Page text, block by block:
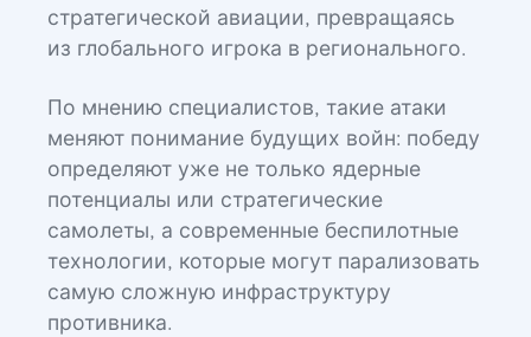
стратегической авиации, превращаясь
из глобального игрока в регионального.
По мнению специалистов, такие атаки
меняют понимание будущих войн: победу
определяют уже не только ядерные
потенциалы или стратегические
самолеты, а современные беспилотные
технологии, которые могут парализовать
самую сложную инфраструктуру
противника.